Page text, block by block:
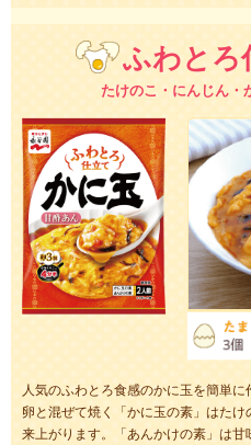
ふわとろ
たけのこ・にんじん・
人気のふわとろ食感のかに玉を簡単に
卵と混ぜて焼く「かに玉の素」はた
来上がります。「あんかけの素」は